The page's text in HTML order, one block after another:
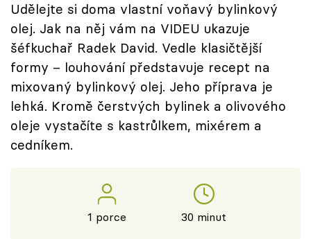
Přihlášení
Sledujte nás
Udělejte si doma vlastní voňavý bylinkový
olej. Jak na něj vám na VIDEU ukazuje
šéfkuchař Radek David. Vedle klasičtější
formy – louhování představuje recept na
mixovaný bylinkový olej. Jeho příprava je
lehká. Kromě čerstvých bylinek a olivového
oleje vystačíte s kastrůlkem, mixérem a
cedníkem.
1 porce 30 minut